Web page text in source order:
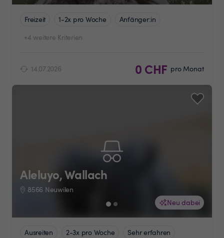
Freizeit 1-2x pro Woche
Anfänger:in
+4 weitere Kriterien
14.07.2026 0 CHF pro Monat
Neu dabei
Aleluyo, Wallach
8566 Neuwilen
Ausreiten 2-3x pro Woche
Sehr erfahren